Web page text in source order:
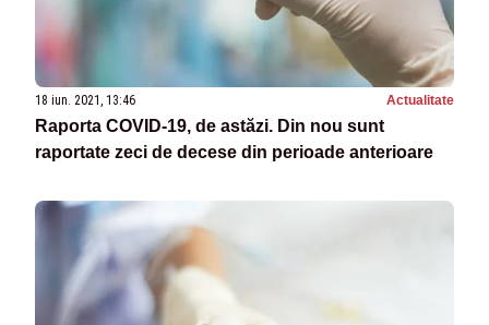
18 iun. 2021, 13:46 Actualitate
Raporta COVID-19, de astăzi. Din nou sunt
raportate zeci de decese din perioade anterioare